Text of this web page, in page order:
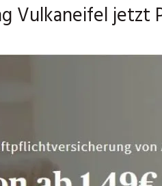
Vulkaneifel jetzt